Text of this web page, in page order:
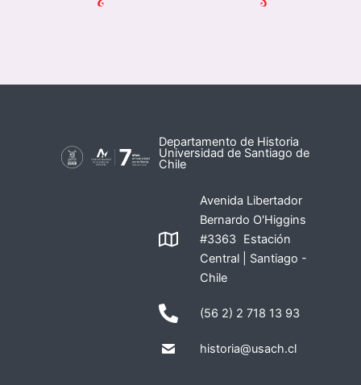
Departamento de Historia
Universidad de Santiago de
Chile
Avenida Libertador
Bernardo O'Higgins
#3363 Estación
Central | Santiago -
Chile
(56 2) 2 718 13 93
historia@usach.cl